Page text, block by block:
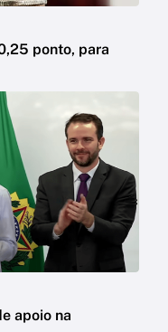
ponto, para
apoio na